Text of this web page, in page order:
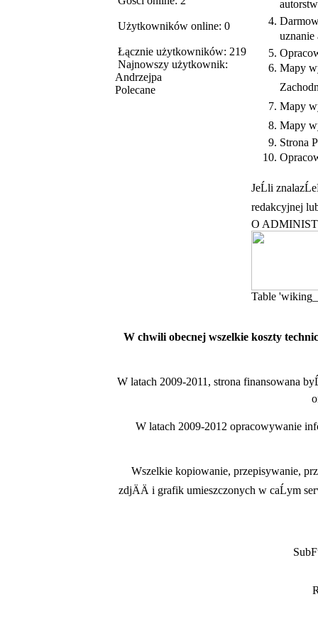
Użytkowników online: 0
Łącznie użytkowników: 219
Najnowszy użytkownik:
Andrzejpa
Polecane
uznanie
Mapy
Mapy
Mapy
Strona
JeĹli
redakcyjnej
O
Table
W chwili obecnej wszelkie koszty
W latach 2009-2011, strona finansowana
W latach 2009-2012 opracowywanie
Wszelkie kopiowanie, przepisywanie,
zdjÄÄ i grafik umieszczonych w caĹym